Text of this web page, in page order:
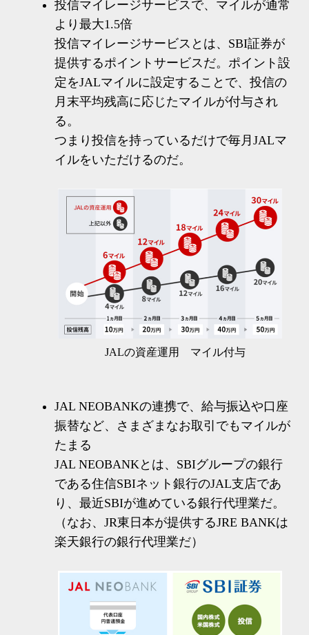
投信マイレージサービスで、マイルが通常
より最大1.5倍
投信マイレージサービスとは、SBI証券が
提供するポイントサービスだ。ポイント設
定をJALマイルに設定することで、投信の
月末平均残高に応じたマイルが付与され
る。
つまり投信を持っているだけで毎月JALマ
イルをいただけるのだ。
JALの資産運用 マイル付与
JAL NEOBANKの連携で、給与振込や口座
振替など、さまざまなお取引でもマイルが
たまる
JAL NEOBANKとは、SBIグループの銀行
である住信SBIネット銀行のJAL支店であ
り、最近SBIが進めている銀行代理業だ。
（なお、JR東日本が提供するJRE BANKは
楽天銀行の銀行代理業だ）